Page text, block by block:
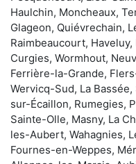
Haulchin, Moncheaux,
Glageon, Quiévrechain,
Raimbeaucourt,
Curgies, Wormhout,
Ferrière-la-Grande,
Wervicq-Sud, La
sur-Écaillon, Rumegies,
Sainte-Olle, Masny, La
les-Aubert, Wahagnies,
Fournes-en-Weppes,